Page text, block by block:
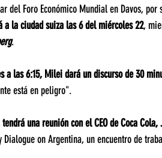
del Foro Económico Mundial en Davos, por
a la ciudad suiza las 6 del miércoles 22,
.
a las 6:15, Milei dará un discurso de 30
está en peligro".
una reunión con el CEO de Coca Cola,
Dialogue on Argentina, un encuentro de